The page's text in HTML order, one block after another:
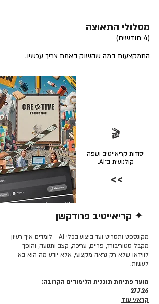
מסלולי התאוצה
(4 חודשים)
התמקצעות במה שהשוק באמת צריך עכשיו.
🎬
יסודות קריאייטיב ושפה
קולנועית ב־AI.
>>
✦ קריאייטיב פרודקשן
מקונספט ותסריט ועד ביצוע בכלי AI - לומדים איך רעיון
מקבל סטוריבורד, פריים, עריכה, קצב ותנועה, והופך
לווידאו שלא רק נראה מקצועי, אלא יודע מה הוא בא
לעשות.
מועד פתיחת תוכנית הלימודים הקרובה:
27.7.26
קרא/י עוד